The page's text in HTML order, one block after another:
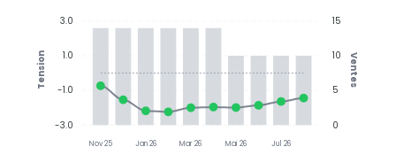
Nov 25 Jan 26 Mar 26 Mai 26 Jul 26
15
10
5
0
Ventes
3.0
1.0
-1.0
-3.0
Tension